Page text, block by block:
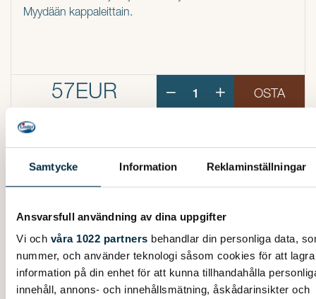
Samtycke Information Reklaminställningar
Ansvarsfull användning av dina uppgifter
Vi och våra 1022 partners behandlar din personliga data,
nummer, och använder teknologi såsom cookies för att
information på din enhet för att kunna tillhandahålla
innehåll, annons- och innehållsmätning, åskådarinsikter och
Myydään kappaleittain.
57EUR OSTA